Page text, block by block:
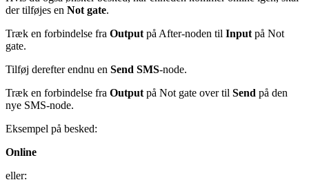
der tilføjes en Not gate.
Træk en forbindelse fra Outputpå After-noden til Inputpå Not
gate.
Tilføj derefter endnu en Send SMS-node.
Træk en forbindelse fra Outputpå Not gate over til Send på den
nye SMS-node.
Eksempel på besked:
Online
eller: